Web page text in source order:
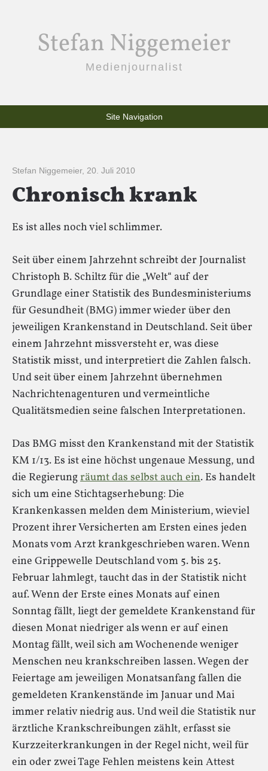
Stefan Niggemeier
Medienjournalist
Site Navigation
Stefan Niggemeier, 20. Juli 2010
Chronisch krank
Es ist alles noch viel schlimmer.
Seit über einem Jahrzehnt schreibt der Journalist
Christoph B. Schiltz für die „Welt“ auf der
Grundlage einer Statistik des Bundesministeriums
für Gesundheit (BMG) immer wieder über den
jeweiligen Krankenstand in Deutschland. Seit über
einem Jahrzehnt missversteht er, was diese
Statistik misst, und interpretiert die Zahlen falsch.
Und seit über einem Jahrzehnt übernehmen
Nachrichtenagenturen und vermeintliche
Qualitätsmedien seine falschen Interpretationen.
Das BMG misst den Krankenstand mit der Statistik
KM 1/13. Es ist eine höchst ungenaue Messung, und
die Regierungräumt das selbst auch ein. Es handelt
sich um eine Stichtagserhebung: Die
Krankenkassen melden dem Ministerium, wieviel
Prozent ihrer Versicherten am Ersten eines jeden
Monats vom Arzt krankgeschrieben waren. Wenn
eine Grippewelle Deutschland vom 5. bis 25.
Februar lahmlegt, taucht das in der Statistik nicht
auf. Wenn der Erste eines Monats auf einen
Sonntag fällt, liegt der gemeldete Krankenstand für
diesen Monat niedriger als wenn er auf einen
Montag fällt, weil sich am Wochenende weniger
Menschen neu krankschreiben lassen. Wegen der
Feiertage am jeweiligen Monatsanfang fallen die
gemeldeten Krankenstände im Januar und Mai
immer relativ niedrig aus. Und weil die Statistik nur
ärztliche Krankschreibungen zählt, erfasst sie
Kurzzeiterkrankungen in der Regel nicht, weil für
ein oder zwei Tage Fehlen meistens kein Attest